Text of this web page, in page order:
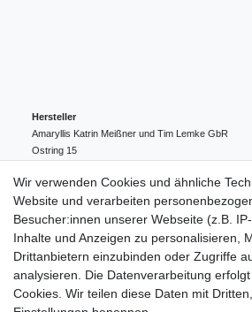
Hersteller
Amaryllis Katrin Meißner und Tim Lemke GbR
Ostring 15
004943548099856
amaryllis-eckernfoerde@t-online.de
EU-Verantwortlicher
Amaryllis Katrin Meißner und Tim Lemke GbR
Ostring
15
004943548099856
amaryllis-eckernfoerde@t-online.de
Wir verwenden Cookies und ähnliche
Website und verarbeiten
Besucher:innen unserer Webseite (z.B.
Inhalte und Anzeigen zu personalisieren,
Drittanbietern einzubinden oder Zugriffe
analysieren. Die Datenverarbeitung
Cookies. Wir teilen diese Daten mit